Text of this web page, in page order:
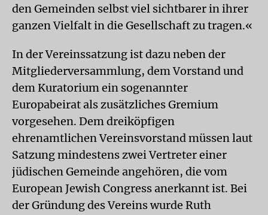
den Gemeinden selbst viel sichtbarer in ihrer
ganzen Vielfalt in die Gesellschaft zu tragen.«
In der Vereinssatzung ist dazu neben der
Mitgliederversammlung, dem Vorstand und
dem Kuratorium ein sogenannter
Europabeirat als zusätzliches Gremium
vorgesehen. Dem dreiköpfigen
ehrenamtlichen Vereinsvorstand müssen laut
Satzung mindestens zwei Vertreter einer
jüdischen Gemeinde angehören, die vom
European Jewish Congress anerkannt ist. Bei
der Gründung des Vereins wurde Ruth